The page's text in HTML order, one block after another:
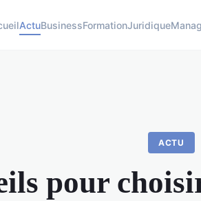
ActuBusinessFormationJuridique
ACTU
pour